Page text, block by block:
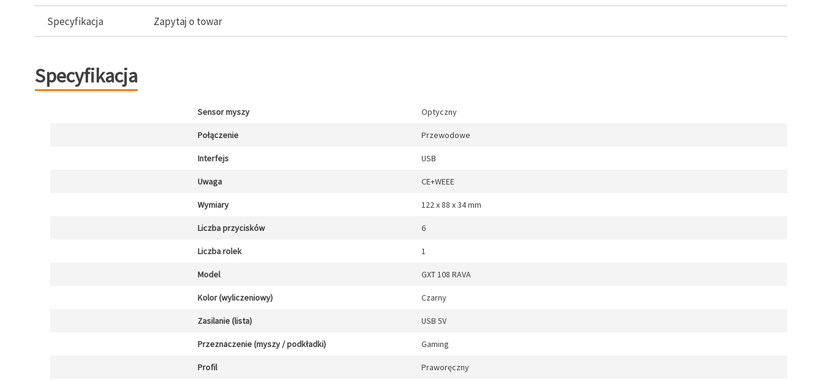
Specyfikacja Zapytaj o towar
Specyfikacja
Sensor myszy Optyczny
Połączenie Przewodowe
Interfejs USB
Uwaga CE+WEEE
Wymiary 122 x 88 x 34 mm
Liczba przycisków 6
Liczba rolek 1
Model GXT 108 RAVA
Kolor (wyliczeniowy) Czarny
Zasilanie (lista) USB 5V
Przeznaczenie (myszy / podkładki) Gaming
Profil Praworęczny